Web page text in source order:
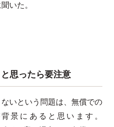
いた。
思ったら要注意
いという問題は、無償での
景にあると思います。